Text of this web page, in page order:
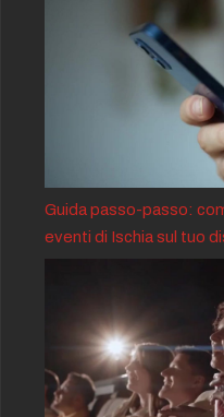
Guida passo-passo:
eventi di Ischia sul tuo